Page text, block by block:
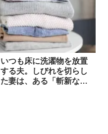
いつも床に洗濯物を放置
する夫。しびれを切らし
た妻は、ある「斬新な対